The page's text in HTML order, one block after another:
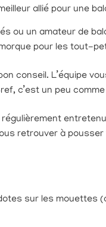
allié pour une
ou un amateur de
pour les tout-
conseil. L’équipe
c’est un peu
retrouver à pousser
sur les mouettes